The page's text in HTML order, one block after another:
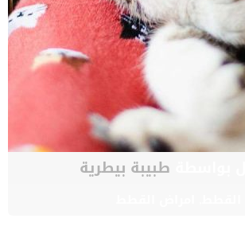
طبيبة بيطرية